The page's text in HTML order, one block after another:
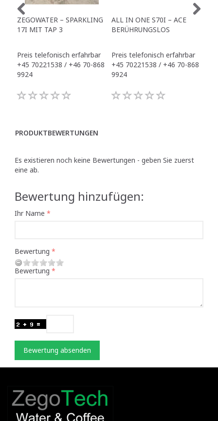
ZEGOWATER – SPARKLING
17I MIT TAP 3
Preis telefonisch erfahrbar
+45 70221538 / +46 70-868
9924
ALL IN ONE S70I – ACE
BERÜHRUNGSLOS
Preis telefonisch erfahrbar
+45 70221538 / +46 70-868
9924
PRODUKTBEWERTUNGEN
Es existieren noch keine Bewertungen - geben Sie zuerst
eine ab.
Bewertung hinzufügen:
Ihr Name
Bewertung
Bewertung
Bewertung absenden